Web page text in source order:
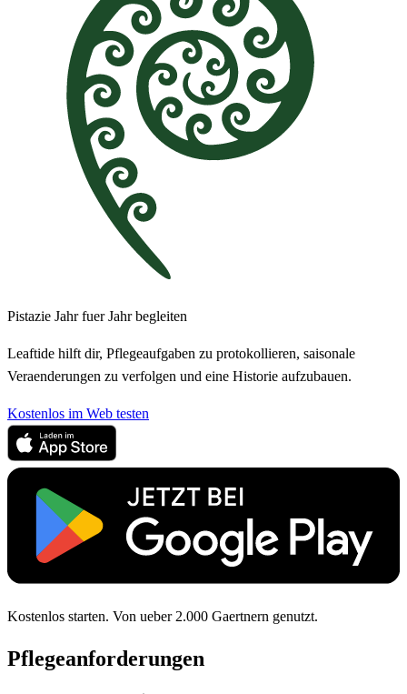
Pistazie Jahr fuer Jahr begleiten
Leaftide hilft dir, Pflegeaufgaben zu protokollieren, saisonale
Veraenderungen zu verfolgen und eine Historie aufzubauen.
Kostenlos im Web testen
Kostenlos starten. Von ueber 2.000 Gaertnern genutzt.
Pflegeanforderungen